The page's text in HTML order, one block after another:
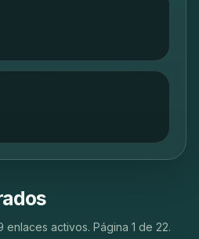
enlaces activos. Página 1 de 22.